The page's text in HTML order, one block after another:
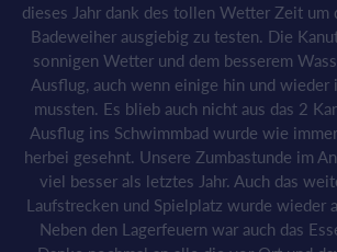
dieses Jahr dank des tollen Wetter Zeit um
Badeweiher ausgiebig zu testen. Die
sonnigen Wetter und dem besserem
Ausflug, auch wenn einige hin und wieder
mussten. Es blieb auch nicht aus das 2
Ausflug ins Schwimmbad wurde wie
herbei gesehnt. Unsere Zumbastunde im
viel besser als letztes Jahr. Auch das
Laufstrecken und Spielplatz wurde wieder
Neben den Lagerfeuern war auch das